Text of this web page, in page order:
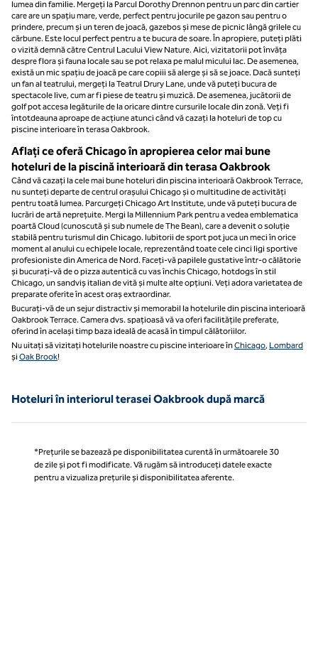
lumea din familie. Mergeți la Parcul Dorothy Drennon pentru un parc din cartier
care are un spațiu mare, verde, perfect pentru jocurile pe gazon sau pentru o
prindere, precum și un teren de joacă, gazebos și mese de picnic lângă grilele cu
cărbune. Este locul perfect pentru a te bucura de soare. În apropiere, puteți plăti
o vizită demnă către Centrul Lacului View Nature. Aici, vizitatorii pot învăța
despre flora și fauna locale sau se pot relaxa pe malul micului lac. De asemenea,
există un mic spațiu de joacă pe care copiii să alerge și să se joace. Dacă sunteți
un fan al teatrului, mergeți la Teatrul Drury Lane, unde vă puteți bucura de
spectacole live, cum ar fi piese de teatru și muzică. De asemenea, jucătorii de
golf pot accesa legăturile de la oricare dintre cursurile locale din zonă. Veți fi
întotdeauna aproape de acțiune atunci când vă cazați la hoteluri de top cu
piscine interioare în terasa Oakbrook.
Aflați ce oferă Chicago în apropierea celor mai bune
hoteluri de la piscină interioară din terasa Oakbrook
Când vă cazați la cele mai bune hoteluri din piscina interioară Oakbrook Terrace,
nu sunteți departe de centrul orașului Chicago și o multitudine de activități
pentru toată lumea. Parcurgeți Chicago Art Institute, unde vă puteți bucura de
lucrări de artă neprețuite. Mergi la Millennium Park pentru a vedea emblematica
poartă Cloud (cunoscută și sub numele de The Bean), care a devenit o soluție
stabilă pentru turismul din Chicago. Iubitorii de sport pot juca un meci în orice
moment al anului cu echipele locale, reprezentând toate cele cinci ligi sportive
profesioniste din America de Nord. Faceți-vă papilele gustative într-o călătorie
și bucurați-vă de o pizza autentică cu vas închis Chicago, hotdogs în stil
Chicago, un sandviș italian de vită și multe alte opțiuni. Veți adora varietatea de
preparate oferite în acest oraș extraordinar.
Bucurați-vă de un sejur distractiv și memorabil la hotelurile din piscina interioară
Oakbrook Terrace. Camera dvs. spațioasă vă va oferi facilitățile preferate,
oferind în același timp baza ideală de acasă în timpul călătoriilor.
Nu uitați să vizitați hotelurile noastre cu piscine interioare înChicago, Lombard
șiOak Brook!
Hoteluri în interiorul terasei Oakbrook după marcă
*Prețurile se bazează pe disponibilitatea curentă în următoarele 30
de zile și pot fi modificate. Vă rugăm să introduceți datele exacte
pentru a vizualiza prețurile și disponibilitatea aferente.